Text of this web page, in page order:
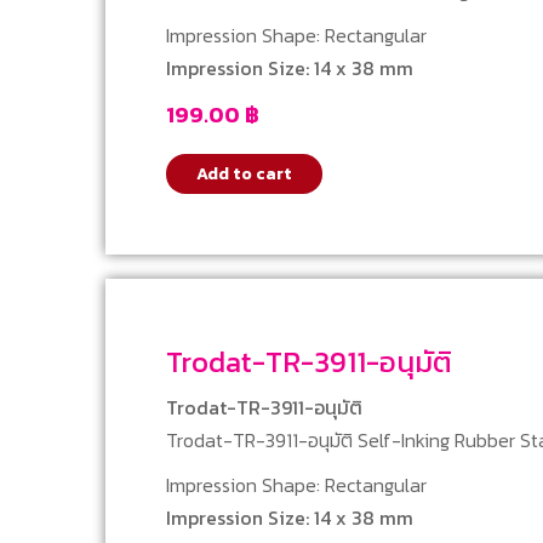
199.00 ฿
Impression Shape: Rectangular
Impression Size: 14 x 38 mm
Add to cart
Trodat-TR-3911-อนุมัติ
Trodat-TR-3911-อนุมัติ
Trodat-TR-3911-อนุมัติ Self-Inking Rubber
Impression Shape: Rectangular
Impression Size: 14 x 38 mm